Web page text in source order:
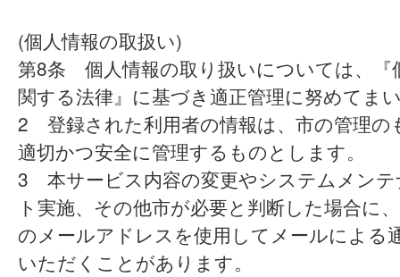
(個人情報の取扱い)
第8条 個人情報の取り扱いについては、『
関する法律』に基づき適正管理に努めてま
2 登録された利用者の情報は、市の管理の
適切かつ安全に管理するものとします。
3 本サービス内容の変更やシステムメン
ト実施、その他市が必要と判断した場合に
のメールアドレスを使用してメールによる
いただくことがあります。